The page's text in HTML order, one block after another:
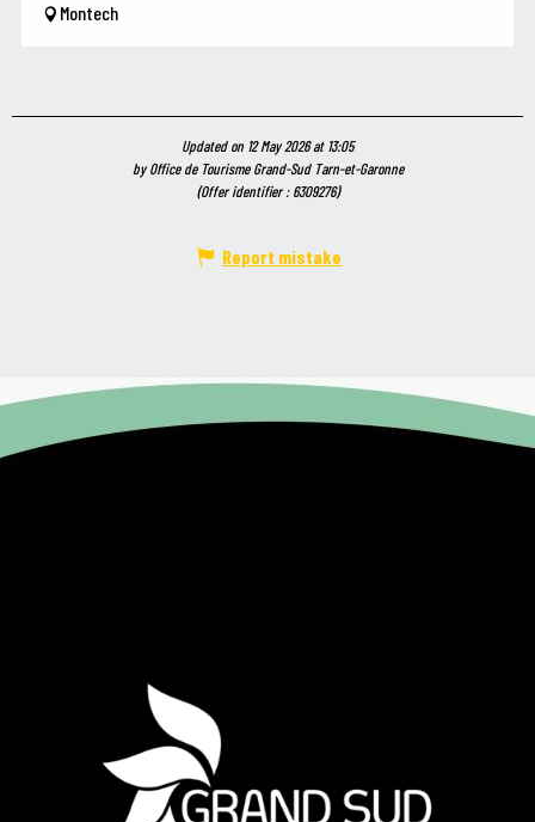
Montech
Updated on 12 May 2026 at 13:05
by Office de Tourisme Grand-Sud Tarn-et-Garonne
(Offer identifier :6309276)
Report mistake